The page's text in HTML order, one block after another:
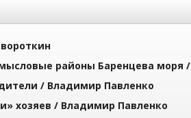
районы Баренцева моря /
/ Владимир Павленко
хозяев / Владимир Павленко